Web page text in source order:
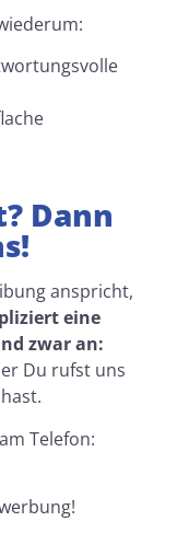
Dann
anspricht,
eine
zwar an:
Du rufst uns
Telefon: